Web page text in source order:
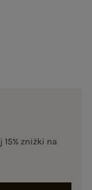
zniżki na